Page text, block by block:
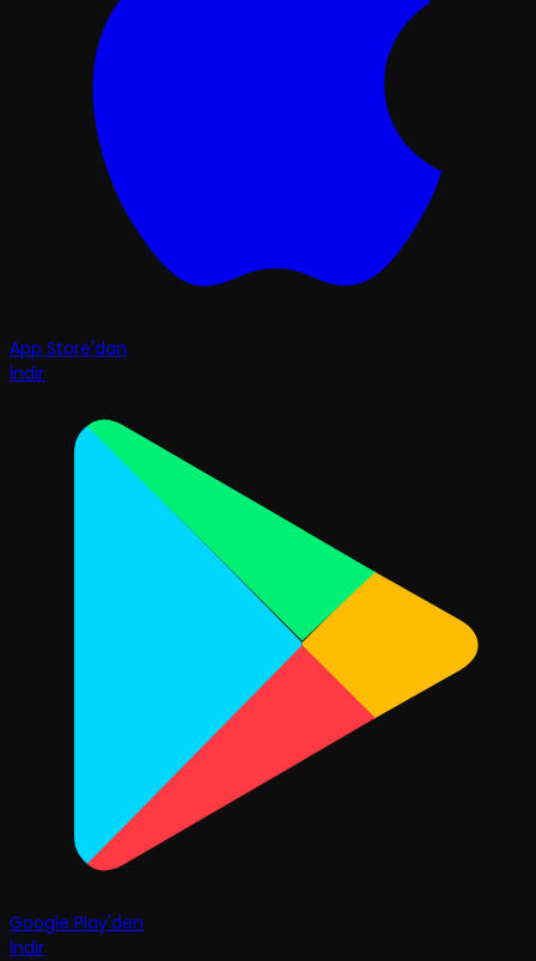
App Store'dan
İndir
Google Play'den
İndir